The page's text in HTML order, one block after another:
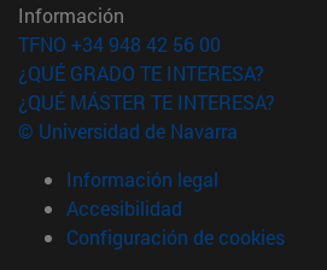
Información
TFNO +34 948 42 56 00
¿QUÉ GRADO TE INTERESA?
¿QUÉ MÁSTER TE INTERESA?
© Universidad de Navarra
Información legal
Accesibilidad
Configuración de cookies